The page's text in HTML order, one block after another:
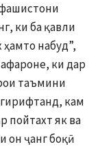
ки ба қавли
набуд”,
ки дар
таъмини
кам
пойтахт як ва
он ҷанг боқӣ